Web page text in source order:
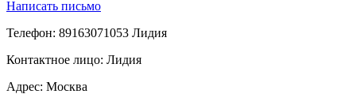
Написать письмо
Телефон: 89163071053 Лидия
Контактное лицо: Лидия
Адрес: Москва